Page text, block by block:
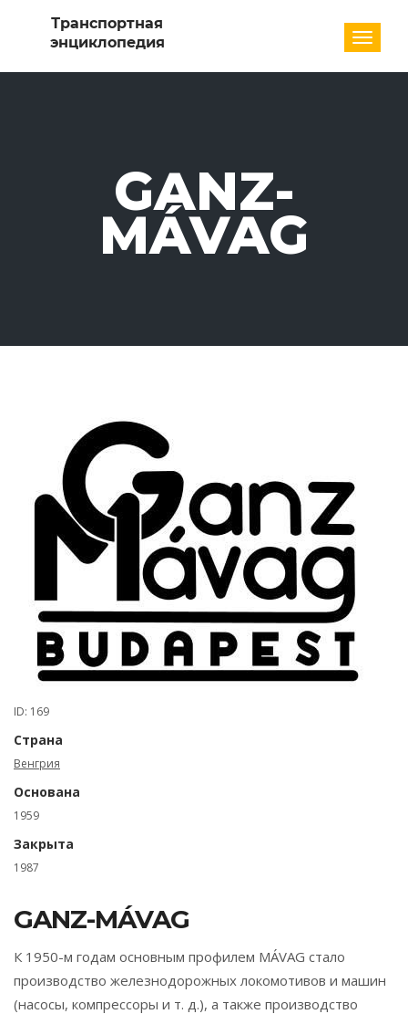
GANZ-
MÁVAG
ID: 169
Страна
Венгрия
Основана
1959
Закрыта
1987
GANZ-MÁVAG
К 1950-м годам основным профилем MÁVAG стало
производство железнодорожных локомотивов и машин
(насосы, компрессоры и т. д.), а также производство